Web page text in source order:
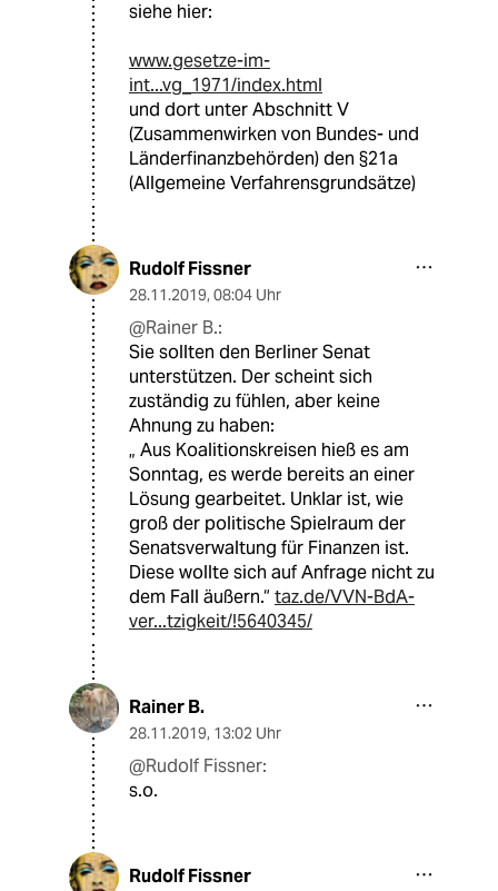
siehe hier:
www.gesetze-im-
int...vg_1971/index.html
und dort unter Abschnitt V
(Zusammenwirken von Bundes- und
Länderfinanzbehörden) den §21a
(Allgemeine Verfahrensgrundsätze)
Rudolf Fissner
28.11.2019, 08:04 Uhr
@Rainer B.:
Sie sollten den Berliner Senat
unterstützen. Der scheint sich
zuständig zu fühlen, aber keine
Ahnung zu haben:
„ Aus Koalitionskreisen hieß es am
Sonntag, es werde bereits an einer
Lösung gearbeitet. Unklar ist, wie
groß der politische Spielraum der
Senatsverwaltung für Finanzen ist.
Diese wollte sich auf Anfrage nicht zu
dem Fall äußern.“ taz.de/VVN-BdA-
ver...tzigkeit/!5640345/
Rainer B.
28.11.2019, 13:02 Uhr
@Rudolf Fissner:
s.o.
Rudolf Fissner